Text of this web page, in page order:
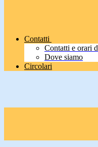
Contatti
Contatti e orari
Dove siamo
Circolari